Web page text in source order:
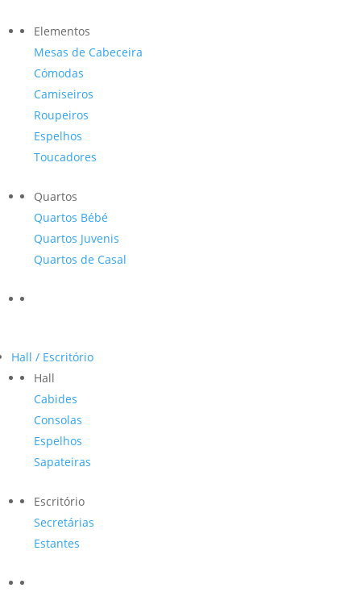
Elementos
Mesas de Cabeceira
Cómodas
Camiseiros
Roupeiros
Espelhos
Toucadores
Quartos
Quartos Bébé
Quartos Juvenis
Quartos de Casal
Hall / Escritório
Hall
Cabides
Consolas
Espelhos
Sapateiras
Escritório
Secretárias
Estantes